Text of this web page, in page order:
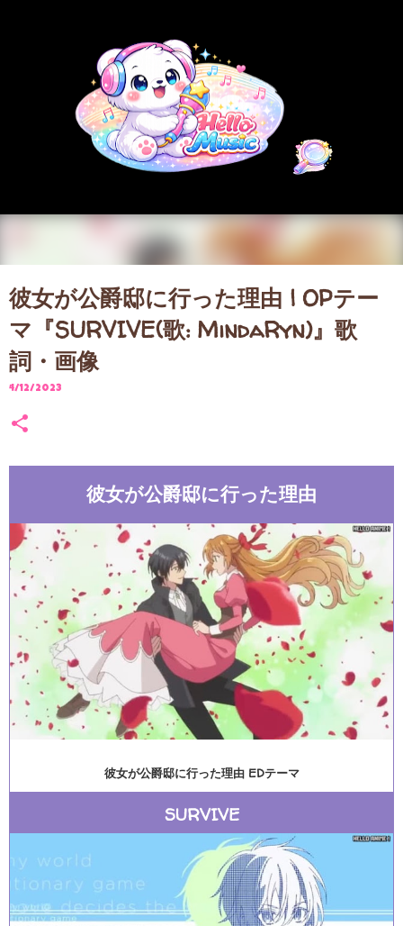
彼女が公爵邸に行った理由 | OPテー
マ『SURVIVE(歌: MindaRyn)』歌
詞・画像
4/12/2023
彼女が公爵邸に行った理由
彼女が公爵邸に行った理由 EDテーマ
SURVIVE